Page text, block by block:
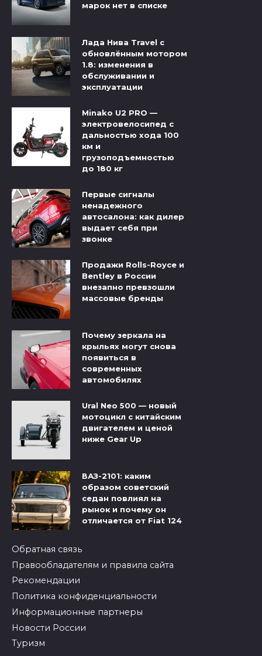
марок нет в списке
Лада Нива Travel с
обновлённым мотором
1.8: изменения в
обслуживании и
эксплуатации
Minako U2 PRO —
электровелосипед с
дальностью хода 100
км и
грузоподъемностью
до 180 кг
Первые сигналы
ненадежного
автосалона: как дилер
выдает себя при
звонке
Продажи Rolls-Royce и
Bentley в России
внезапно превзошли
массовые бренды
Почему зеркала на
крыльях могут снова
появиться в
современных
автомобилях
Ural Neo 500 — новый
мотоцикл с китайским
двигателем и ценой
ниже Gear Up
ВАЗ-2101: каким
образом советский
седан повлиял на
рынок и почему он
отличается от Fiat 124
Обратная связь
Правообладателям и правила сайта
Рекомендации
Политика конфиденциальности
Информационные партнеры
Новости России
Туризм